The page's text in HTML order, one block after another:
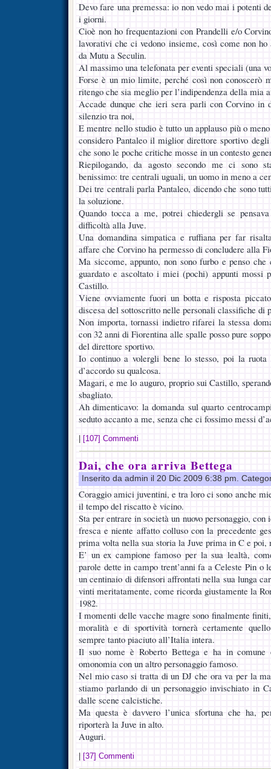
Devo fare una premessa: io non vedo mai i potenti
i giorni.
Cioè non ho frequentazioni con Prandelli e/o
lavorativi che ci vedono insieme, così come non
da Mutu a Seculin.
Al massimo una telefonata per eventi speciali (una
Forse è un mio limite, perché così non conoscerò
ritengo che sia meglio per l’indipendenza della mia
Accade dunque che ieri sera parli con Corvino in
silenzio tra noi,
E mentre nello studio è tutto un applauso più o
considero Pantaleo il miglior direttore sportivo
che sono le poche critiche mosse in un contesto
Riepilogando, da agosto secondo me ci sono
benissimo: tre centrali uguali, un uomo in meno a
Dei tre centrali parla Pantaleo, dicendo che sono
la soluzione.
Quando tocca a me, potrei chiedergli se
difficoltà alla Juve.
Una domandina simpatica e ruffiana per far
affare che Corvino ha permesso di concludere alla
Ma siccome, appunto, non sono furbo e penso
guardato e ascoltato i miei (pochi) appunti mossi
Castillo.
Viene ovviamente fuori un botta e risposta
discesa del sottoscritto nelle personali classifiche di
Non importa, tornassi indietro rifarei la stessa
con 32 anni di Fiorentina alle spalle posso pure
del direttore sportivo.
Io continuo a volergli bene lo stesso, poi la
d’accordo su qualcosa.
Magari, e me lo auguro, proprio sui Castillo,
sbagliato.
Ah dimenticavo: la domanda sul quarto
seduto accanto a me, senza che ci fossimo messi
[107] Commenti
Dai, che ora arriva Bettega
Inserito da admin il 20 Dic 2009 6:38 pm.
Coraggio amici juventini, e tra loro ci sono anche
il tempo del riscatto è vicino.
Sta per entrare in società un nuovo personaggio,
fresca e niente affatto colluso con la precedente
prima volta nella sua storia la Juve prima in C e
E’ un ex campione famoso per la sua lealtà,
parole dette in campo trent’anni fa a Celeste Pin o
un centinaio di difensori affrontati nella sua lunga
vinti meritatamente, come ricorda giustamente la
1982.
I momenti delle vacche magre sono finalmente
moralità e di sportività tornerà certamente
sempre tanto piaciuto all’Italia intera.
Il suo nome è Roberto Bettega e ha in comune
omonomia con un altro personaggio famoso.
Nel mio caso si tratta di un DJ che ora va per la
stiamo parlando di un personaggio invischiato in
dalle scene calcistiche.
Ma questa è davvero l’unica sfortuna che ha,
riporterà la Juve in alto.
Auguri.
[37] Commenti